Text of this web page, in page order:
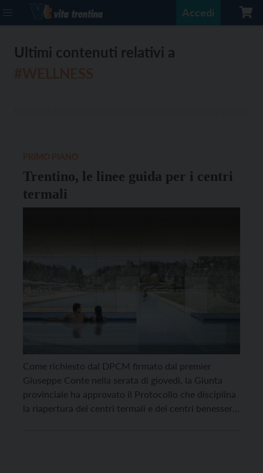
Accedi
Ultimi contenuti relativi a
Trentino, le linee guida per i centri
termali
Come richiesto dal DPCM firmato dal premier
Giuseppe Conte nella serata di giovedì, la Giunta
provinciale ha approvato il Protocollo che disciplina
la riapertura dei centri termali e dei centri benessere